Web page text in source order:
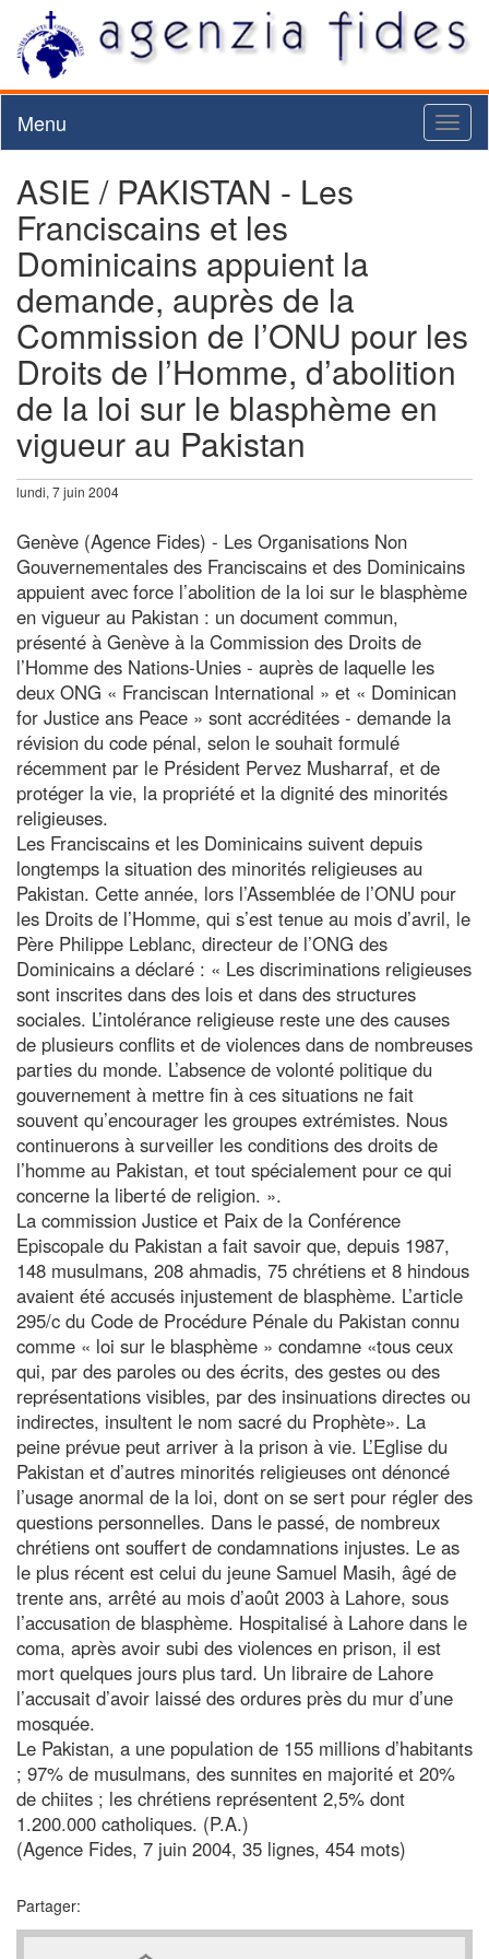
Menu
ASIE / PAKISTAN - Les
Franciscains et les
Dominicains appuient la
demande, auprès de la
Commission de l’ONU pour les
Droits de l’Homme, d’abolition
de la loi sur le blasphème en
vigueur au Pakistan
lundi, 7 juin 2004
Genève (Agence Fides) - Les Organisations Non
Gouvernementales des Franciscains et des Dominicains
appuient avec force l’abolition de la loi sur le blasphème
en vigueur au Pakistan : un document commun,
présenté à Genève à la Commission des Droits de
l’Homme des Nations-Unies - auprès de laquelle les
deux ONG « Franciscan International » et « Dominican
for Justice ans Peace » sont accréditées - demande la
révision du code pénal, selon le souhait formulé
récemment par le Président Pervez Musharraf, et de
protéger la vie, la propriété et la dignité des minorités
religieuses.
Les Franciscains et les Dominicains suivent depuis
longtemps la situation des minorités religieuses au
Pakistan. Cette année, lors l’Assemblée de l’ONU pour
les Droits de l’Homme, qui s’est tenue au mois d’avril, le
Père Philippe Leblanc, directeur de l’ONG des
Dominicains a déclaré : « Les discriminations religieuses
sont inscrites dans des lois et dans des structures
sociales. L’intolérance religieuse reste une des causes
de plusieurs conflits et de violences dans de nombreuses
parties du monde. L’absence de volonté politique du
gouvernement à mettre fin à ces situations ne fait
souvent qu’encourager les groupes extrémistes. Nous
continuerons à surveiller les conditions des droits de
l’homme au Pakistan, et tout spécialement pour ce qui
concerne la liberté de religion. ».
La commission Justice et Paix de la Conférence
Episcopale du Pakistan a fait savoir que, depuis 1987,
148 musulmans, 208 ahmadis, 75 chrétiens et 8 hindous
avaient été accusés injustement de blasphème. L’article
295/c du Code de Procédure Pénale du Pakistan connu
comme « loi sur le blasphème » condamne «tous ceux
qui, par des paroles ou des écrits, des gestes ou des
représentations visibles, par des insinuations directes ou
indirectes, insultent le nom sacré du Prophète». La
peine prévue peut arriver à la prison à vie. L’Eglise du
Pakistan et d’autres minorités religieuses ont dénoncé
l’usage anormal de la loi, dont on se sert pour régler des
questions personnelles. Dans le passé, de nombreux
chrétiens ont souffert de condamnations injustes. Le as
le plus récent est celui du jeune Samuel Masih, âgé de
trente ans, arrêté au mois d’août 2003 à Lahore, sous
l’accusation de blasphème. Hospitalisé à Lahore dans le
coma, après avoir subi des violences en prison, il est
mort quelques jours plus tard. Un libraire de Lahore
l’accusait d’avoir laissé des ordures près du mur d’une
mosquée.
Le Pakistan, a une population de 155 millions d’habitants
; 97% de musulmans, des sunnites en majorité et 20%
de chiites ; les chrétiens représentent 2,5% dont
1.200.000 catholiques. (P.A.)
(Agence Fides, 7 juin 2004, 35 lignes, 454 mots)
Partager: